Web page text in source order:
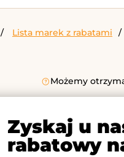
Lista marek z rabatami
Możemy
Zyskaj u
rabatowy